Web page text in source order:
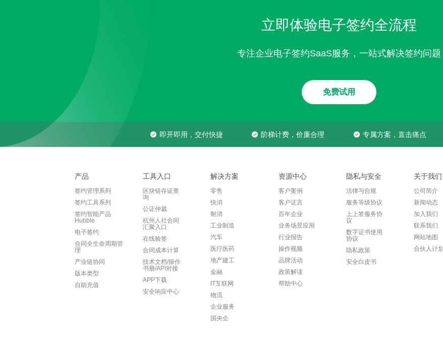
立即体验电子签约全流程
专注企业电子签约SaaS服务，一站式解决签约问题
免费试用
即开即用，交付快捷 阶梯计费，价廉合理 专属方案，直击痛点
产品
签约管理系列
签约工具系列
签约智能产品
Hubble
电子签约
合同全生命周期管
理
产业链协同
版本类型
自助充值
工具入口
区块链存证查
询
公证仲裁
杭州人社合同
汇聚入口
在线验签
合同成本计算
技术文档/操作
书册/API对接
APP下载
安全响应中心
解决方案
零售
快消
耐消
工业制造
汽车
医疗医药
地产建工
金融
IT互联网
物流
企业服务
国央企
资源中心
客户案例
客户证言
百年企业
业务场景应用
行业报告
操作视频
品牌活动
政策解读
帮助中心
隐私与安全
法律与合规
服务等级协议
上上签服务协
议
数字证书使用
协议
隐私政策
安全白皮书
关于我们
公司简介
新闻动态
加入我们
联系我们
网站地图
合伙人计划